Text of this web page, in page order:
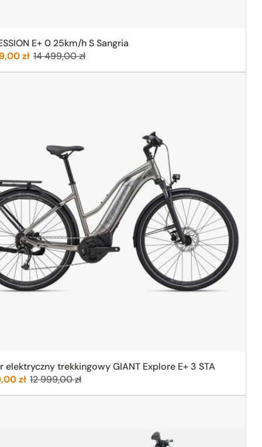
E+ 0 25km/h S Sangria
zł Poprzednia cena:
14 499,00 zł
elektryczny trekkingowy GIANT Explore E+ 3 STA
zł Poprzednia cena:
12 999,00 zł